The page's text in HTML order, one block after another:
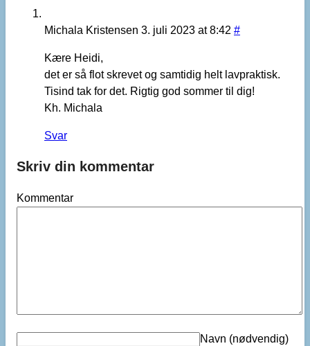
Michala Kristensen 3. juli 2023 at 8:42 #
Kære Heidi,
det er så flot skrevet og samtidig helt lavpraktisk.
Tisind tak for det. Rigtig god sommer til dig!
Kh. Michala
Svar
Skriv din kommentar
Kommentar
Navn (nødvendig)